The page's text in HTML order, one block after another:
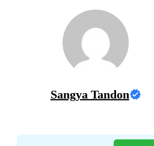
Sangya Tandon